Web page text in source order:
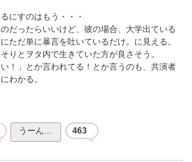
にすのはもう・・・
だったらいいけど、彼の場合、大学出ている
ただ単に暴言を吐いているだけ。に見える。
りとヲタ内で生きていた方が良さそう。
！」とか言われてる！とか言うのも、共演者
わかる。
うーん… 463